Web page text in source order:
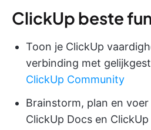
ClickUp beste
Toon je ClickUp
verbinding met
ClickUp Community
Brainstorm, plan en
ClickUp Docs en